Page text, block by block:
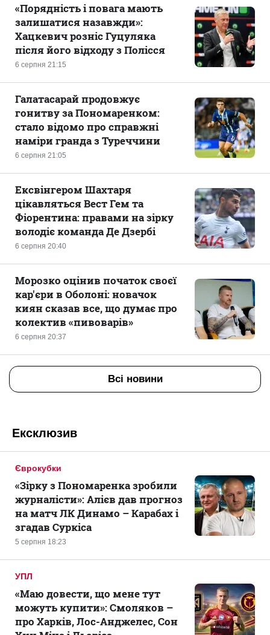
6 серпня 21:15
«Порядність і повага мають
залишатися назавжди»:
Хацкевич розніс Гуцуляка
після його відходу з Полісся
6 серпня 21:05
Галатасарай продовжує
гонитву за Пономаренком:
стало відомо про справжні
наміри гранда з Туреччини
6 серпня 20:40
Ексвінгером Шахтаря
цікавляться Вест Гем та
Фіорентина: правами на зірку
володіє команда Де Дзербі
6 серпня 20:37
Морозко оцінив початок своєї
кар'єри в Оболоні: новачок
киян сказав все, що думає про
колектив «пивоварів»
Всі новини
Ексклюзив
Єврокубки
5 серпня 18:23
«Зірку з Пономаренка зробили
журналісти»: Алієв дав прогноз
на матч ЛК Динамо – Карабах і
згадав Суркіса
УПЛ
«Маю довести, що мене тут
можуть купити»: Смоляков –
про Харків, Лос-Анджелес, Сон